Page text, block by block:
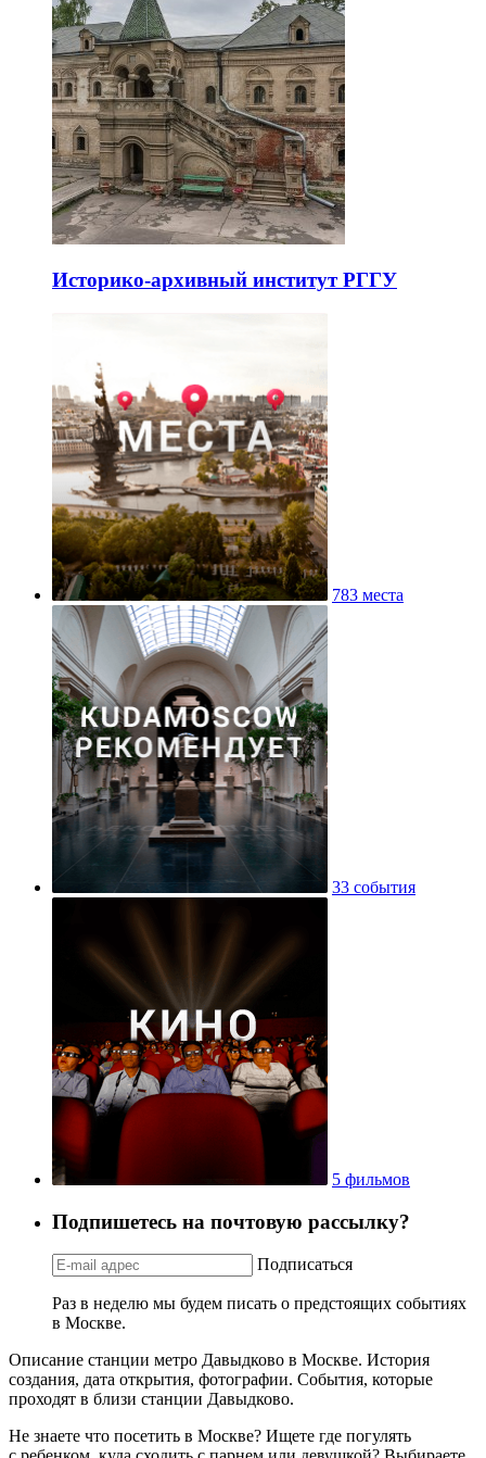
Историко-архивный институт РГГУ
783 места
33 события
5 фильмов
Подпишетесь на почтовую рассылку?
Подписаться
Раз в неделю мы будем писать о предстоящих событиях
в Москве.
Описание станции метро Давыдково в Москве. История
создания, дата открытия, фотографии. События, которые
проходят в близи станции Давыдково.
Не знаете что посетить в Москве? Ищете где погулять